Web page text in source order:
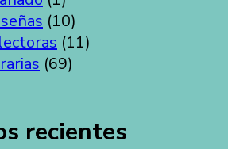
(10)
(11)
(69)
recientes